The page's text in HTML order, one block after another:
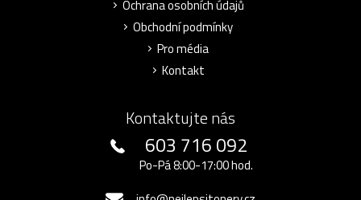
Ochrana osobních údajů
Obchodní podmínky
Pro média
Kontakt
Kontaktujte nás
603 716 092
Po-Pá 8:00-17:00 hod.